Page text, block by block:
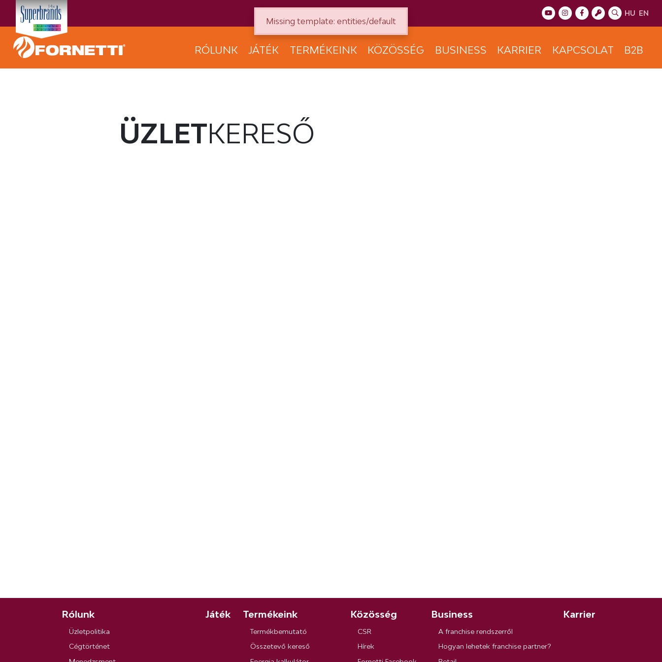
HU EN
RÓLUNK JÁTÉK TERMÉKEINK KÖZÖSSÉG BUSINESS KARRIER KAPCSOLAT B2B
ÜZLETKERESŐ
Rólunk
Üzletpolitika
Cégtörténet
Játék Termékeink
Termékbemutató
Összetevő kereső
Közösség
CSR
Hírek
Business
A franchise rendszerről
Hogyan lehetek franchise partner?
Karrier
Missing template: entities/default